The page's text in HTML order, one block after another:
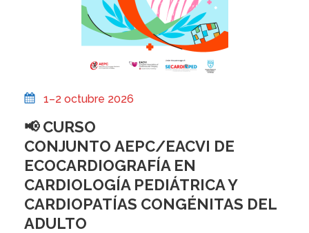
1–2 octubre 2026
📢CURSO
CONJUNTO AEPC/EACVI DE
ECOCARDIOGRAFÍA EN
CARDIOLOGÍA PEDIÁTRICA Y
CARDIOPATÍAS CONGÉNITAS DEL
ADULTO